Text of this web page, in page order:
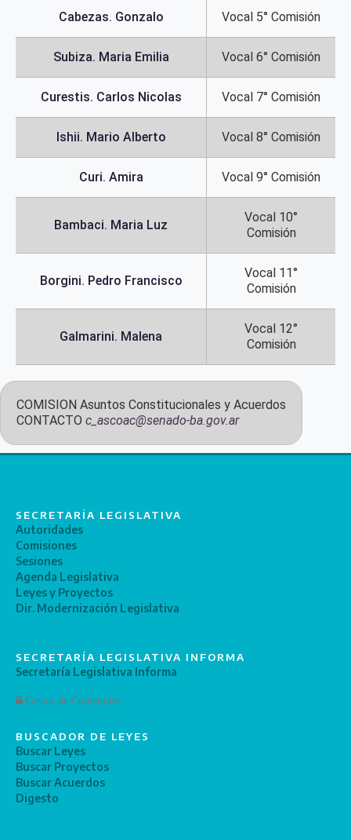
Cabezas. Gonzalo Vocal 5° Comisión
Subiza. Maria Emilia Vocal 6° Comisión
Curestis. Carlos Nicolas Vocal 7° Comisión
Ishii. Mario Alberto Vocal 8° Comisión
Curi. Amira Vocal 9° Comisión
Bambaci. Maria Luz
Vocal 10°
Comisión
Borgini. Pedro Francisco
Vocal 11°
Comisión
Galmarini. Malena
Vocal 12°
Comisión
COMISION Asuntos Constitucionales y Acuerdos
CONTACTO c_ascoac@senado-ba.gov.ar
SECRETARÍA LEGISLATIVA
Autoridades
Comisiones
Sesiones
Agenda Legislativa
Leyes y Proyectos
Dir. Modernización Legislativa
SECRETARÍA LEGISLATIVA INFORMA
Secretaría Legislativa Informa
Gestor de Contenidos
BUSCADOR DE LEYES
Buscar Leyes
Buscar Proyectos
Buscar Acuerdos
Digesto